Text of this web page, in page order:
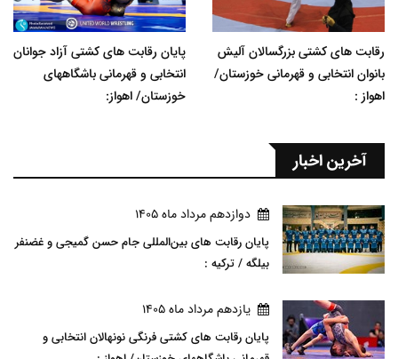
رقابت های کشتی بزرگسالان آلیش
بانوان انتخابی و قهرمانی خوزستان/
اهواز :
پایان رقابت های کشتی آزاد جوانان
انتخابی و قهرمانی باشگاههای
خوزستان/ اهواز:
آخرین اخبار
دوازدهم مرداد ماه 1405
پایان رقابت های بین‌المللی جام حسن گمیجی و غضنفر
بیلگه / ترکیه :
يازدهم مرداد ماه 1405
پایان رقابت های کشتی فرنگی نونهالان انتخابی و